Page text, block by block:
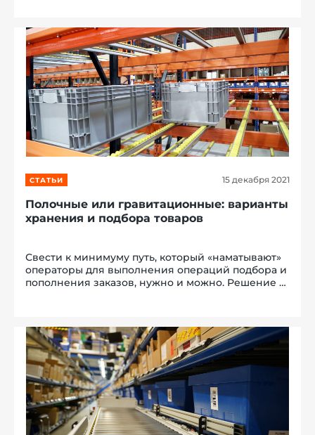
перспект...
СТАТЬИ 15 декабря 2021
Полочные или гравитационные: варианты
хранения и подбора товаров
Свести к минимуму путь, который «наматывают»
операторы для выполнения операций подбора и
пополнения заказов, нужно и можно. Решение –